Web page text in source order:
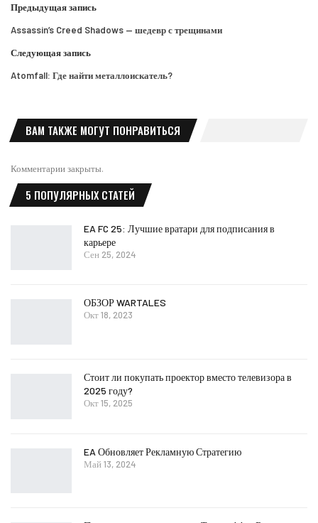
Предыдущая запись
Assassin’s Creed Shadows — шедевр с трещинами
Следующая запись
Atomfall: Где найти металлоискатель?
ВАМ ТАКЖЕ МОГУТ ПОНРАВИТЬСЯ
Комментарии закрыты.
5 ПОПУЛЯРНЫХ СТАТЕЙ
EA FC 25: Лучшие вратари для подписания в
карьере
Сен 25, 2024
ОБЗОР WARTALES
Окт 18, 2023
Стоит ли покупать проектор вместо телевизора в
2025 году?
Окт 15, 2025
EA Обновляет Рекламную Стратегию
Май 13, 2024